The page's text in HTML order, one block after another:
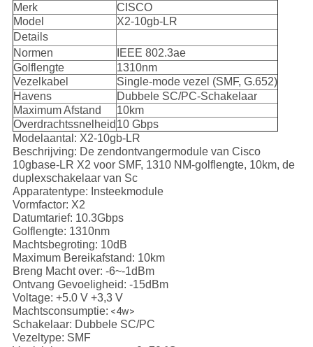
Merk
CISCO
Model
X2-10gb-LR
Details
Normen
IEEE 802.3ae
Golflengte
1310nm
Vezelkabel
Single-mode vezel (SMF, G.652)
Havens
Dubbele SC/PC-Schakelaar
Maximum Afstand
10km
Overdrachtssnelheid 10 Gbps
Modelaantal: X2-10gb-LR
Beschrijving: De zendontvangermodule van Cisco
10gbase-LR X2 voor SMF, 1310 NM-golflengte, 10km, de
duplexschakelaar van Sc
Apparatentype: Insteekmodule
Vormfactor: X2
Datumtarief: 10.3Gbps
Golflengte: 1310nm
Machtsbegroting: 10dB
Maximum Bereikafstand: 10km
Breng Macht over: -6~-1dBm
Ontvang Gevoeligheid: -15dBm
Voltage: +5.0 V +3,3 V
Machtsconsumptie: <4w>
Schakelaar: Dubbele SC/PC
Vezeltype: SMF